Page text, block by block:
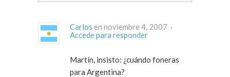
Carlos
en noviembre 4, 2007 ·
Accede para responder
Martín, insisto: ¿cuándo foneras
para Argentina?